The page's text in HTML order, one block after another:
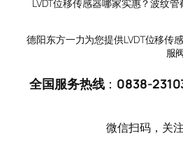
LVDT位移传感器哪家实惠？波纹
德阳东方一力为您提供LVDT位移传
服
全国服务热线： 0838-
微信扫码，关